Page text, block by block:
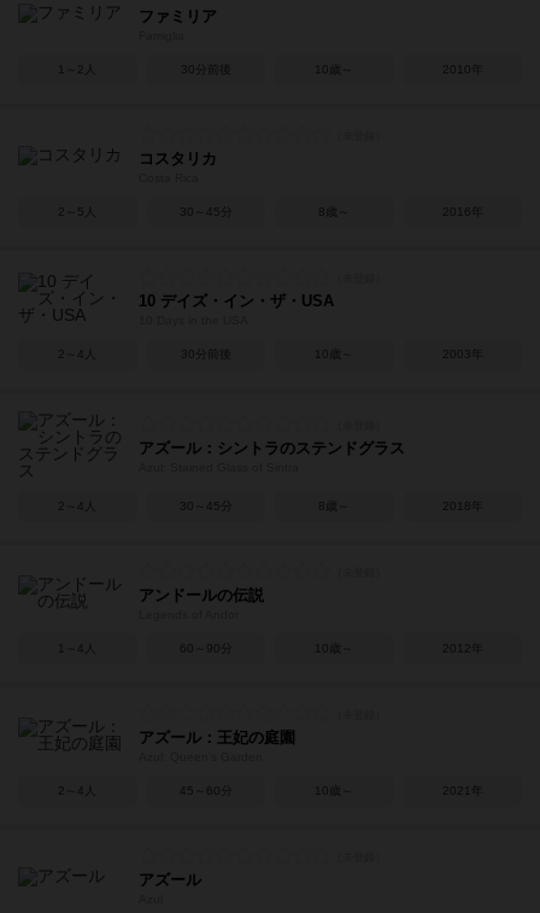
ファミリア
1～2人 30分前後 10歳～ 2010年
コスタリカ
2～5人 30～45分 8歳～ 2016年
10 デイズ・イン・ザ・USA
2～4人 30分前後 10歳～ 2003年
アズール：シントラのステンドグラス
2～4人 30～45分 8歳～ 2018年
アンドールの伝説
1～4人 60～90分 10歳～ 2012年
アズール：王妃の庭園
2～4人 45～60分 10歳～ 2021年
アズール